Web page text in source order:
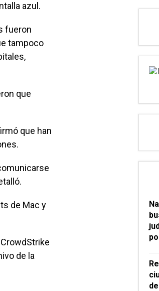
azul.
fueron
tampoco
que
que han
de Mac y
de la